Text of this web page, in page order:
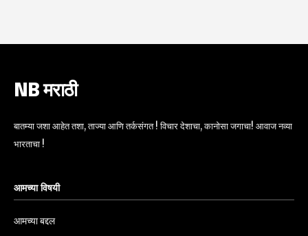
NB मराठी
बातम्या जशा आहेत तशा, ताज्या आणि तर्कसंगत ! विचार देशाचा, कानोसा जगाचा! आवाज नव्या
भारताचा !
आमच्या विषयी
आमच्या बद्दल